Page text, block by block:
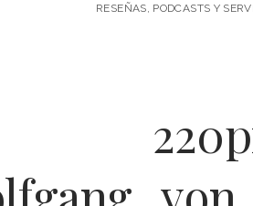
RESEÑAS, PODCASTS Y